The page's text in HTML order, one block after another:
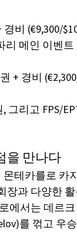
비 (€9,300/
리 메인 이벤
+ 경비
리고 FPS/
을 만나다
테카를로 카
장과 다양한
에서는 데르크
를 꺾고 우